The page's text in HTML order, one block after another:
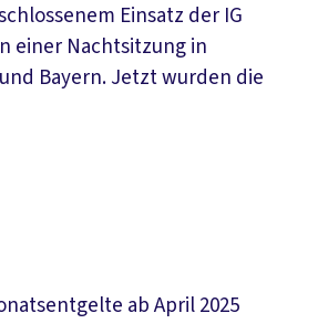
Einsatz der IG
einer Nachtsitzung in
Bayern. Jetzt wurden die
ab April 2025